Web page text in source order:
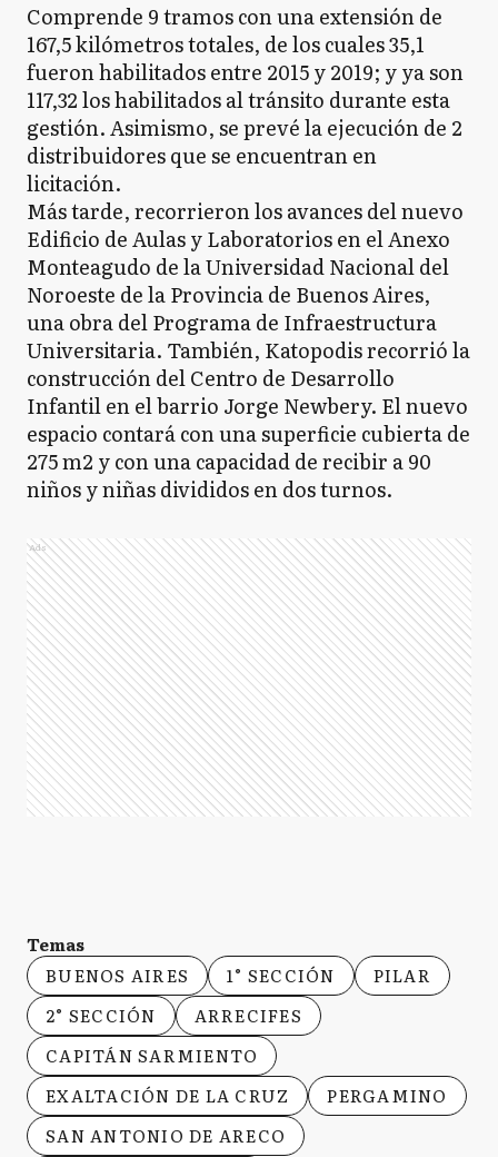
Comprende 9 tramos con una extensión de
167,5 kilómetros totales, de los cuales 35,1
fueron habilitados entre 2015 y 2019; y ya son
117,32 los habilitados al tránsito durante esta
gestión. Asimismo, se prevé la ejecución de 2
distribuidores que se encuentran en
licitación.
Más tarde, recorrieron los avances del nuevo
Edificio de Aulas y Laboratorios en el Anexo
Monteagudo de la Universidad Nacional del
Noroeste de la Provincia de Buenos Aires,
una obra del Programa de Infraestructura
Universitaria. También, Katopodis recorrió la
construcción del Centro de Desarrollo
Infantil en el barrio Jorge Newbery. El nuevo
espacio contará con una superficie cubierta de
275 m2 y con una capacidad de recibir a 90
niños y niñas divididos en dos turnos.
Ads
Temas
BUENOS AIRES
1° SECCIÓN
PILAR
2° SECCIÓN
ARRECIFES
CAPITÁN SARMIENTO
EXALTACIÓN DE LA CRUZ
PERGAMINO
SAN ANTONIO DE ARECO